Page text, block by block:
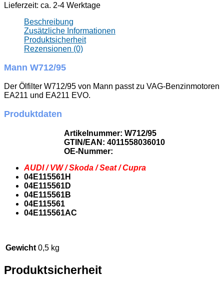
Lieferzeit: ca. 2-4 Werktage
Beschreibung
Zusätzliche Informationen
Produktsicherheit
Rezensionen (0)
Mann W712/95
Der Ölfilter W712/95 von Mann passt zu VAG-Benzinmotoren
EA211 und EA211 EVO.
Produktdaten
Artikelnummer: W712/95
GTIN/EAN: 4011558036010
OE-Nummer:
AUDI / VW / Skoda / Seat / Cupra
04E115561H
04E115561D
04E115561B
04E115561
04E115561AC
Gewicht 0,5 kg
Produktsicherheit